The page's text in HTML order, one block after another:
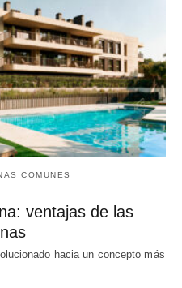
COMUNES
ventajas de las
hacia un concepto más